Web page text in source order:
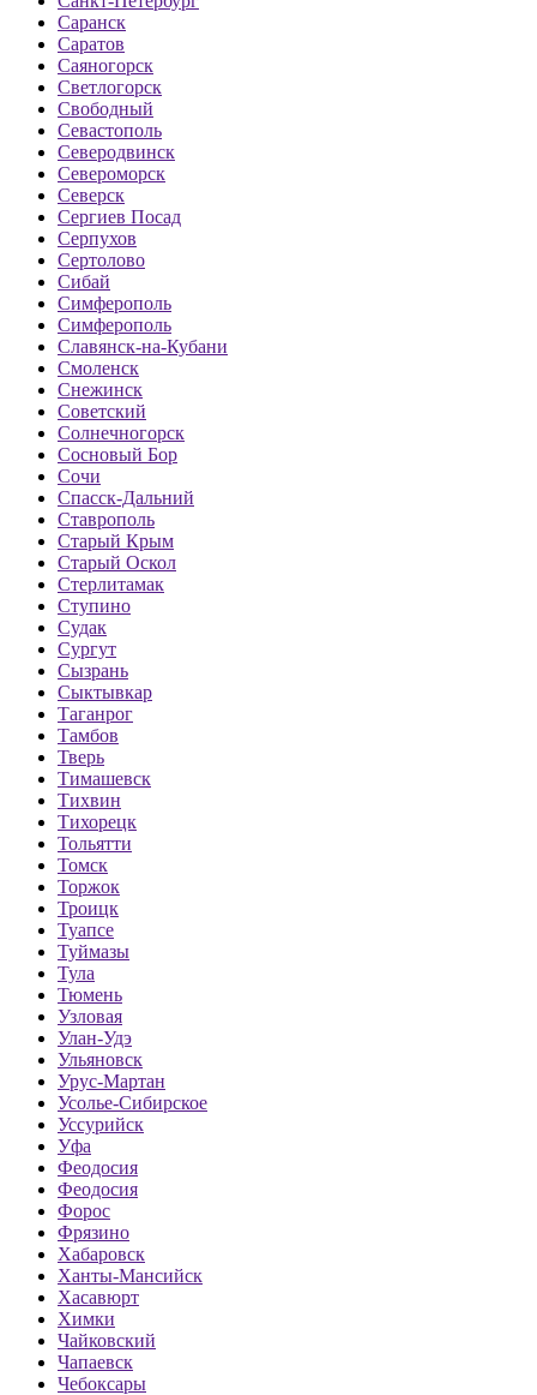
Саранск
Саратов
Саяногорск
Светлогорск
Свободный
Севастополь
Северодвинск
Североморск
Северск
Сергиев Посад
Серпухов
Сертолово
Сибай
Симферополь
Симферополь
Славянск-на-Кубани
Смоленск
Снежинск
Советский
Солнечногорск
Сосновый Бор
Сочи
Спасск-Дальний
Ставрополь
Старый Крым
Старый Оскол
Стерлитамак
Ступино
Судак
Сургут
Сызрань
Сыктывкар
Таганрог
Тамбов
Тверь
Тимашевск
Тихвин
Тихорецк
Тольятти
Томск
Торжок
Троицк
Туапсе
Туймазы
Тула
Тюмень
Узловая
Улан-Удэ
Ульяновск
Урус-Мартан
Усолье-Сибирское
Уссурийск
Уфа
Феодосия
Феодосия
Форос
Фрязино
Хабаровск
Ханты-Мансийск
Хасавюрт
Химки
Чайковский
Чапаевск
Чебоксары